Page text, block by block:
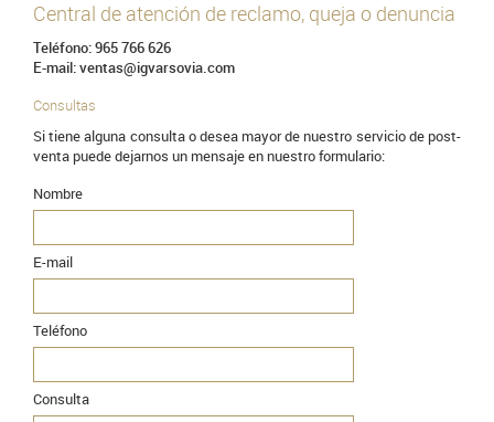
Central de atención de reclamo, queja o denuncia
Teléfono: 965 766 626
E-mail:ventas@igvarsovia.com
Consultas
Si tiene alguna consulta o desea mayor de nuestro servicio de post-
venta puede dejarnos un mensaje en nuestro formulario:
Nombre
E-mail
Teléfono
Consulta